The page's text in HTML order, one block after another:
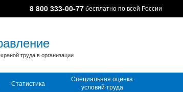
8 800 333-00-77бесплатно по всей России
труда в организации
Статистика
Специальная оценка
условий труда